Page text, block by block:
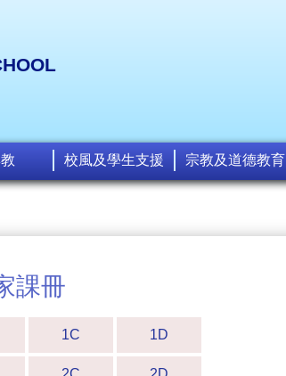
校風及學生支援 宗教及道德教育
課冊
1C 1D